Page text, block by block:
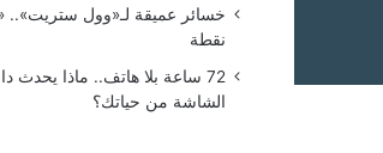
نقطة
72 ساعة بلا هاتف.. ماذا
الشاشة من حياتك؟